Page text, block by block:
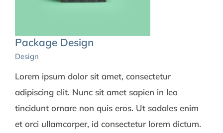
Package Design
Design
Lorem ipsum dolor sit amet, consectetur
adipiscing elit. Nunc sit amet sapien in leo
tincidunt ornare non quis eros. Ut sodales enim
et orci ullamcorper, id consectetur lorem dictum.